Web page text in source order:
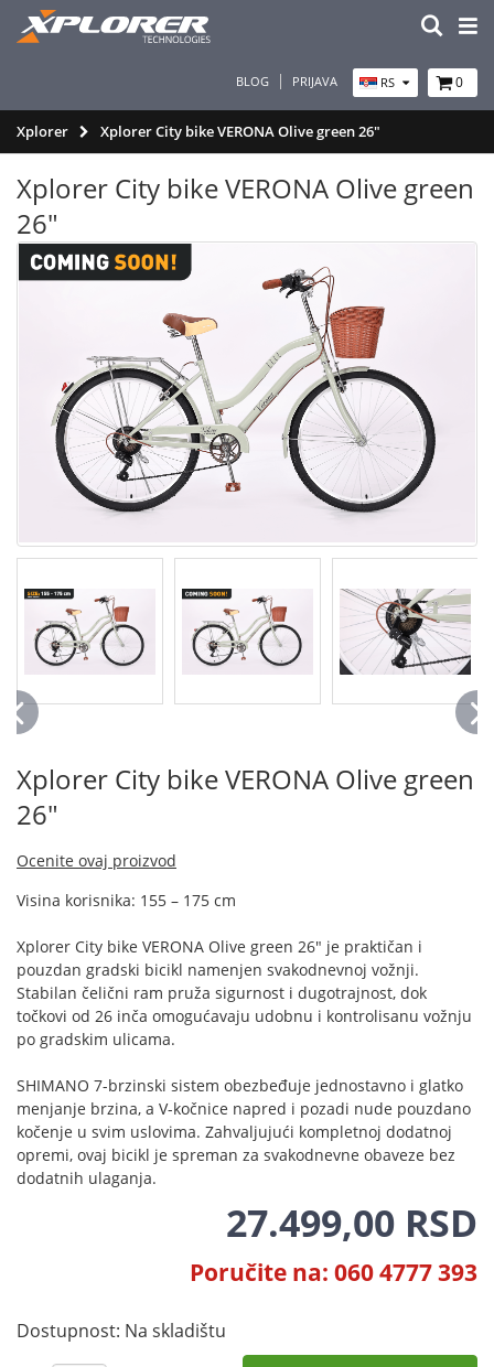
BLOG PRIJAVA RS 0
Xplorer Xplorer City bike VERONA Olive green 26"
Xplorer City bike VERONA Olive green
26"
Xplorer City bike VERONA Olive green
26"
Ocenite ovaj proizvod
Visina korisnika: 155 – 175 cm
Xplorer City bike VERONA Olive green 26" je praktičan i
pouzdan gradski bicikl namenjen svakodnevnoj vožnji.
Stabilan čelični ram pruža sigurnost i dugotrajnost, dok
točkovi od 26 inča omogućavaju udobnu i kontrolisanu vožnju
po gradskim ulicama.
SHIMANO 7-brzinski sistem obezbeđuje jednostavno i glatko
menjanje brzina, a V-kočnice napred i pozadi nude pouzdano
kočenje u svim uslovima. Zahvaljujući kompletnoj dodatnoj
opremi, ovaj bicikl je spreman za svakodnevne obaveze bez
dodatnih ulaganja.
27.499,00 RSD
Poručite na: 060 4777 393
Dostupnost: Na skladištu